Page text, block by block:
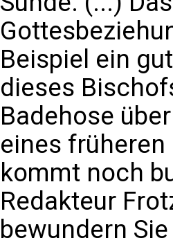
Beispiel ein
dieses
Badehose
eines
kommt noch
Redakteur
bewundern